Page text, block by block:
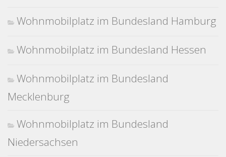
Wohnmobilplatz im Bundesland Hamburg
Wohnmobilplatz im Bundesland Hessen
Wohnmobilplatz im Bundesland
Mecklenburg
Wohnmobilplatz im Bundesland
Niedersachsen